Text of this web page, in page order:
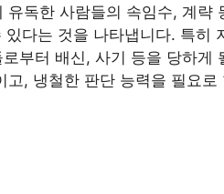
유독한 사람들의 속임수, 계략
다는 것을 나타냅니다. 특히
부터 배신, 사기 등을 당하게
고, 냉철한 판단 능력을 필요